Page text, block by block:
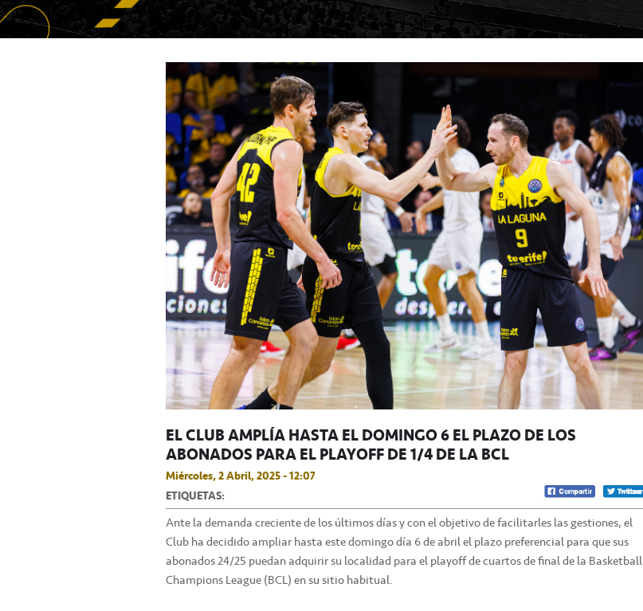
EL CLUB AMPLÍA HASTA EL DOMINGO 6 EL PLAZO DE LOS
ABONADOS PARA EL PLAYOFF DE 1/4 DE LA BCL
Miércoles, 2 Abril, 2025 - 12:07
ETIQUETAS:
Ante la demanda creciente de los últimos días y con el objetivo de facilitarles las gestiones, el
Club ha decidido ampliar hasta este domingo día 6 de abril el plazo preferencial para que sus
abonados 24/25 puedan adquirir su localidad para el playoff de cuartos de final de la Basketball
Champions League (BCL) en su sitio habitual.